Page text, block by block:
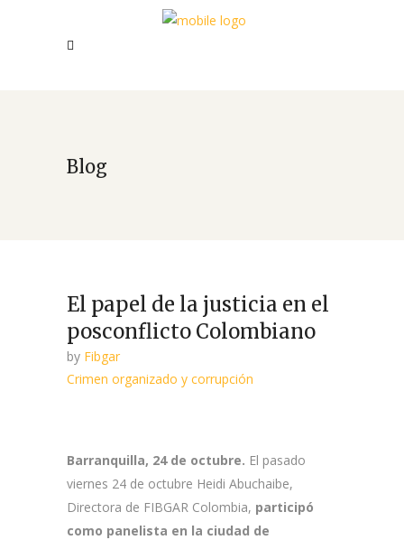
Blog
El papel de la justicia en el
posconflicto Colombiano
by Fibgar
Crimen organizado y corrupción
Barranquilla, 24 de octubre. El pasado
viernes 24 de octubre Heidi Abuchaibe,
Directora de FIBGAR Colombia, participó
como panelista en la ciudad de